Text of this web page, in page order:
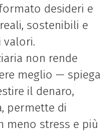
desideri e
sostenibili e
valori.
non rende
meglio — spiega
il denaro,
permette di
meno stress e più